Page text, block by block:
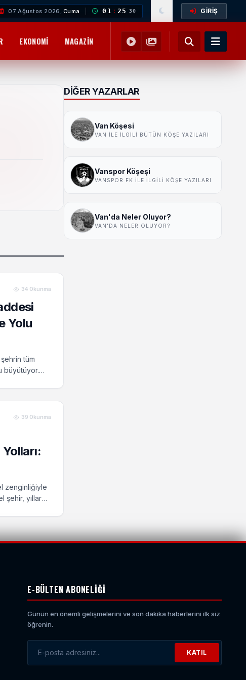
07 Ağustos 2026,Cuma 01 : 25 31 GİRİŞ
EKONOMI MAGAZIN YEMEK TARIFLERI SAĞLIK
34 Okunma
Yolu
tüm
büyütüyor.
39 Okunma
zenginliğiyle
yıllardır
ortaya
aşmak için
DIĞER YAZARLAR
Van Köşesi
VAN ILE ILGILI BÜTÜN KÖŞE YAZILARI
Vanspor Köşeşi
VANSPOR FK ILE ILGILI KÖŞE YAZILARI
Van'da Neler Oluyor?
VAN'DA NELER OLUYOR?
E-BÜLTEN ABONELIĞI
Günün en önemli gelişmelerini ve son dakika haberlerini ilk siz
öğrenin.
E-posta Adresiniz
KATIL